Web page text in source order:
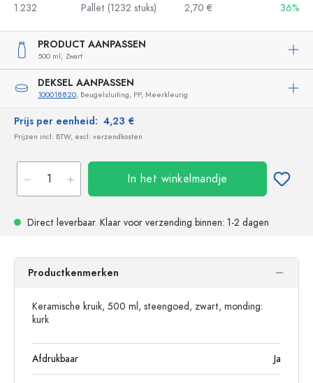
1.232
Pallet (1232 stuks) 2,70 € 36%
PRODUCT AANPASSEN
500 ml, Zwart
DEKSEL AANPASSEN
100018820, Beugelsluiting, PP, Meerkleurig
Prijs per eenheid: 4,23 €
Prijzen incl. BTW, excl. verzendkosten
In het winkelmandje
Direct leverbaar. Klaar voor verzending binnen: 1-2 dagen
Productkenmerken
Keramische kruik, 500 ml, steengoed, zwart, monding:
kurk
Afdrukbaar Ja